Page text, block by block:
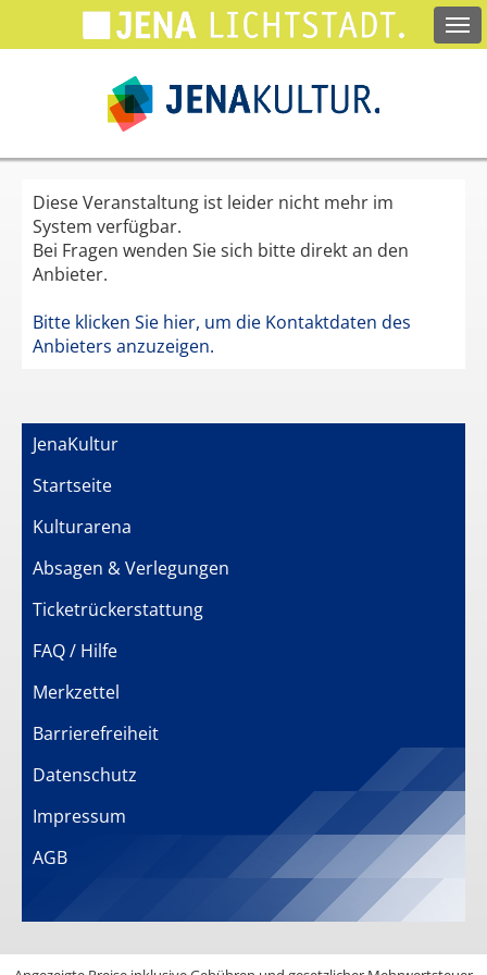
zum
Diese Veranstaltung ist leider nicht mehr im
System verfügbar.
Bei Fragen wenden Sie sich bitte direkt an den
Anbieter.
Bitte klicken Sie hier, um die Kontaktdaten des
Anbieters anzuzeigen.
JenaKultur
Startseite
Kulturarena
Absagen & Verlegungen
Ticketrückerstattung
FAQ / Hilfe
Merkzettel
Barrierefreiheit
Datenschutz
Impressum
AGB